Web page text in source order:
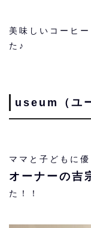
美味しいコーヒ
た♪
useum（ユ
ママと子どもに
オーナーの吉
た！！